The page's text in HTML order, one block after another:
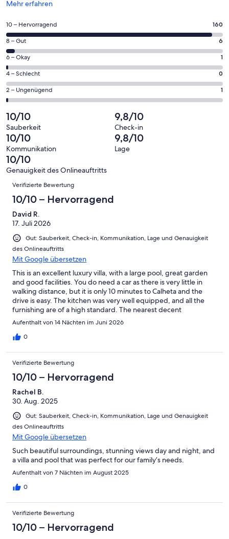
Mehr erfahren
Wird
einem
Fenster
geöffnet
160
von
insgesamt
168
Gästebewertungen
haben
eine
Bewertung
von
10
-
Hervorragend
10 – Hervorragend 160
6
von
insgesamt
168
Gästebewertungen
haben
eine
Bewertung
von
8
-
Gut
8 – Gut 6
1
von
insgesamt
168
Gästebewertungen
haben
eine
Bewertung
von
6
-
Okay
6 – Okay 1
0
von
insgesamt
Gästebewertungen
haben
eine
Bewertung
von
4
4 – Schlecht 0
1
von
insgesamt
168
Gästebewertungen
haben
eine
Bewertung
von
2 – Ungenügend 1
10/10
Sauberkeit
9,8/10
Check-in
10/10
Kommunikation
9,8/10
Lage
10/10
Genauigkeit des Onlineauftritts
Bewertungen
Verifizierte Bewertung
10/10 – Hervorragend
David R.
17. Juli 2026
Gut: Sauberkeit, Check-in, Kommunikation, Lage und Genauigkeit
des Onlineauftritts
Mit Google übersetzen
This is an excellent luxury villa, with a large pool, great garden
and good facilities. You do need a car as there is very little in
walking distance, but it is only 10 minutes to Calheta and the
drive is easy. The kitchen was very well equipped, and all the
furnishing are of a high standard. The nearest decent
supermarket is 30 mins drive, but it is again easy to find. There a
much on the doorstep. The host was excellent and
need to have the pool heated, it isn't cheap but is a necessity, so
factor that into the costs. We loved the table tennis table, spin
bike and weights in the garage. we didn't know they would be
there and its one of the things we really appreciated, so we
hope they will remain available in future. We would highly
recommend this Villa and hope to go back in the future.
Aufenthalt von 14 Nächten im Juni 2026
0
Verifizierte Bewertung
10/10 – Hervorragend
Rachel B.
30. Aug. 2025
Gut: Sauberkeit, Check-in, Kommunikation, Lage und Genauigkeit
des Onlineauftritts
Mit Google übersetzen
Such beautiful surroundings, stunning views day and night, and
a villa and pool that was perfect for our family’s needs.
Aufenthalt von 7 Nächten im August 2025
0
Verifizierte Bewertung
10/10 – Hervorragend